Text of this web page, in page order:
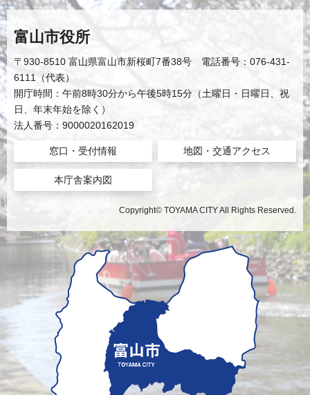
富山市役所
〒930-8510 富山県富山市新桜町7番38号 電話番号：076-431-
6111（代表）
開庁時間：午前8時30分から午後5時15分（土曜日・日曜日、祝
日、年末年始を除く）
法人番号：9000020162019
窓口・受付情報 地図・交通アクセス
本庁舎案内図
Copyright© TOYAMA CITY All Rights Reserved.